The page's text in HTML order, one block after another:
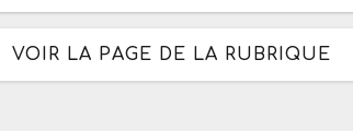
VOIR LA PAGE DE LA RUBRIQUE